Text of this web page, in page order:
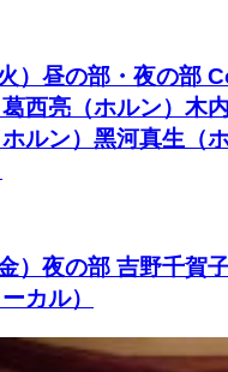
）昼の部・夜の部
葛西亮（ホルン）木
ルン）黑河真生（
）夜の部 吉野千賀
カル）